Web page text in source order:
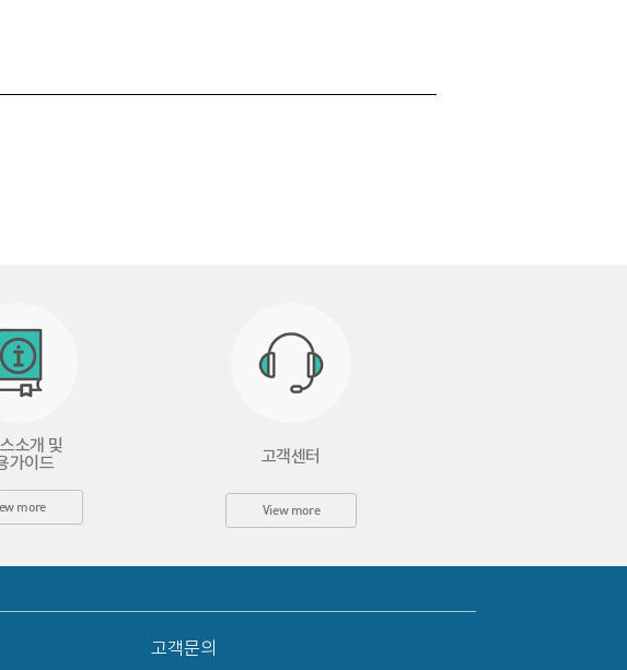
소개 및
가이드
more
고객센터
View more
고객문의